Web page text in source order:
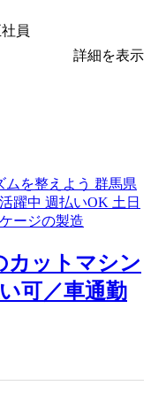
員
詳細を表示
カットマシン
可／車通勤